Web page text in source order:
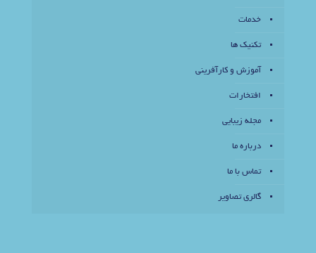
خدمات
تکنیک ها
آموزش و کارآفرینی
افتخارات
مجله زیبایی
درباره ما
تماس با ما
گالری تصاویر